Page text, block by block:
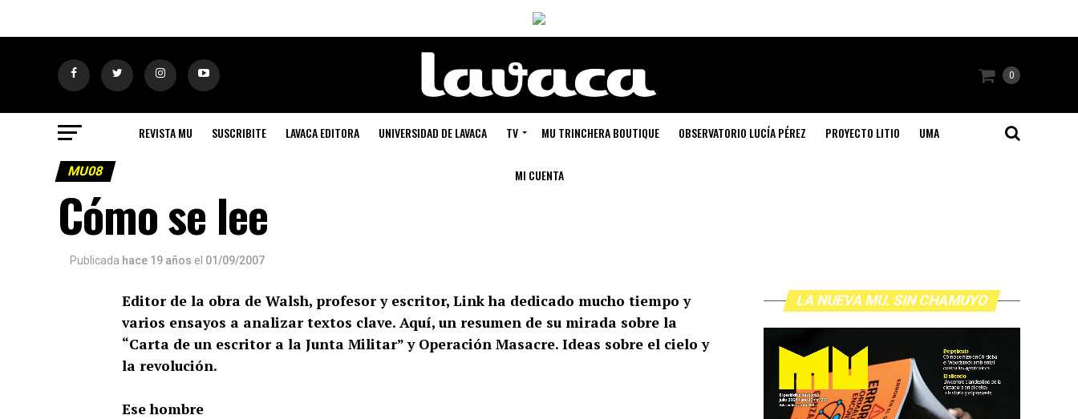
0
REVISTA MU SUSCRIBITE LAVACA EDITORA UNIVERSIDAD DE LAVACA TV MU TRINCHERA BOUTIQUE OBSERVATORIO LUCÍA PÉREZ PROYECTO LITIO UMA
MI CUENTA
MU08
Cómo se lee
Publicada hace 19 años el 01/09/2007
Editor de la obra de Walsh, profesor y escritor, Link ha dedicado mucho tiempo y
varios ensayos a analizar textos clave. Aquí, un resumen de su mirada sobre la
“Carta de un escritor a la Junta Militar” y Operación Masacre. Ideas sobre el cielo y
la revolución.
Ese hombre
LA NUEVA MU. SIN CHAMUYO